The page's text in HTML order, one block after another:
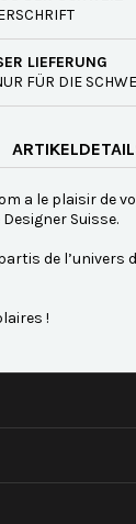
LIEFERUNG
FÜR DIE
a le plaisir de
Suisse.
de l’univers
!